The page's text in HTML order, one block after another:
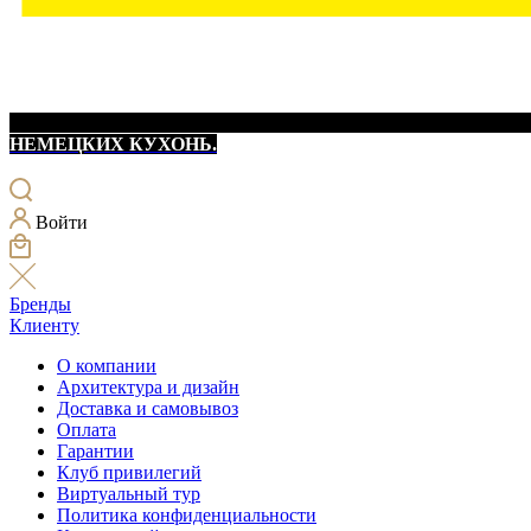
НЕМЕЦКИХ КУХОНЬ.
Войти
Бренды
Клиенту
О компании
Архитектура и дизайн
Доставка и самовывоз
Оплата
Гарантии
Клуб привилегий
Виртуальный тур
Политика конфиденциальности